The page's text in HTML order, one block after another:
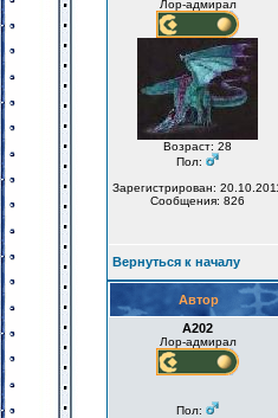
Лор-адмирал
Возраст: 28
Пол:
Зарегистрирован:
Сообщения: 826
Вернуться к началу
Автор
А202
Лор-адмирал
Пол: